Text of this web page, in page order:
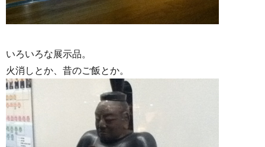
いろいろな展示品。
火消しとか、昔のご飯とか。